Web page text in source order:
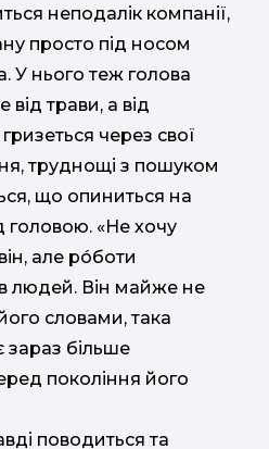
неподалік компанії,
просто під носом
У нього теж голова
трави, а від
через свої
труднощі з пошуком
що опиниться на
головою. «Не хочу
але рóботи
людей. Він майже не
словами, така
зараз більше
покоління його
поводиться та